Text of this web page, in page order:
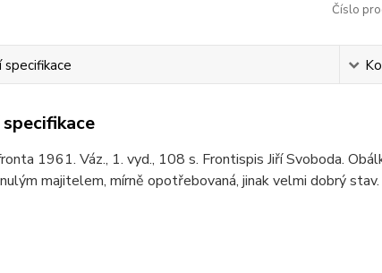
Číslo
1961. Váz., 1. vyd., 108 s. Frontispis Jiří Svoboda.
majitelem, mírně opotřebovaná, jinak velmi dobrý stav.